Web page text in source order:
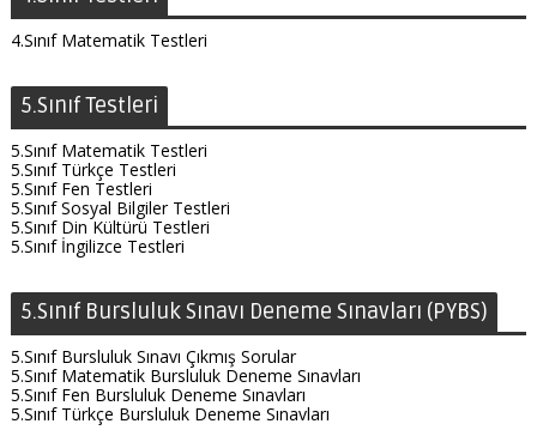
4.Sınıf Matematik Testleri
5.Sınıf Testleri
5.Sınıf Matematik Testleri
5.Sınıf Türkçe Testleri
5.Sınıf Fen Testleri
5.Sınıf Sosyal Bilgiler Testleri
5.Sınıf Din Kültürü Testleri
5.Sınıf İngilizce Testleri
5.Sınıf Bursluluk Sınavı Deneme Sınavları (PYBS)
5.Sınıf Bursluluk Sınavı Çıkmış Sorular
5.Sınıf Matematik Bursluluk Deneme Sınavları
5.Sınıf Fen Bursluluk Deneme Sınavları
5.Sınıf Türkçe Bursluluk Deneme Sınavları